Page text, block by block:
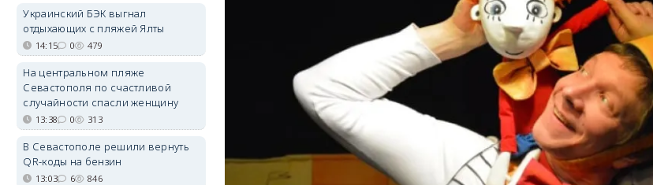
Украинский БЭК выгнал
отдыхающих с пляжей Ялты
14:15 0 479
На центральном пляже
Севастополя по счастливой
случайности спасли женщину
13:38 0 313
В Севастополе решили вернуть
QR-коды на бензин
13:03 6 846